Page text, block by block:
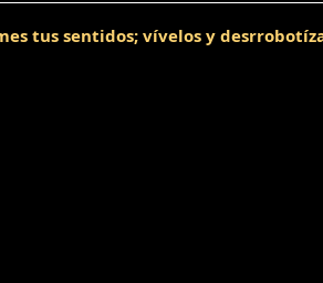
tus sentidos; vívelos y